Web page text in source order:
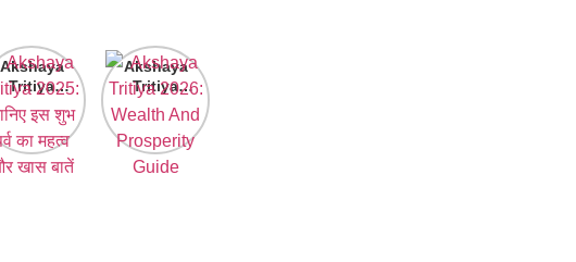
Akshaya
Tritiya
2025: जानिए
शुभ पर्व का
और खास
बातें
Akshaya
Tritiya
2026:
Wealth And
Prosperity
Guide